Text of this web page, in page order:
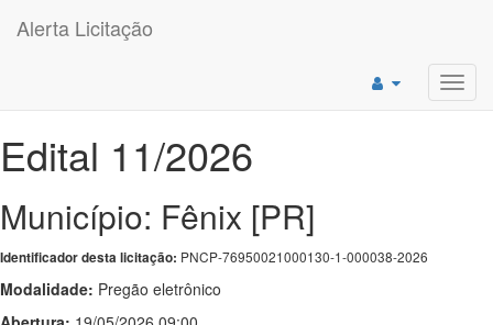
Alerta Licitação
Edital 11/2026
Município: Fênix [PR]
Identificador desta licitação: PNCP-76950021000130-1-000038-2026
Modalidade: Pregão eletrônico